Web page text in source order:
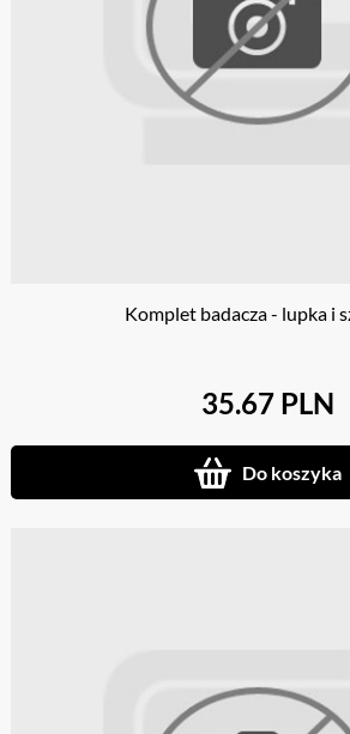
Komplet badacza - lupka i
35.67 PLN
Do koszyka